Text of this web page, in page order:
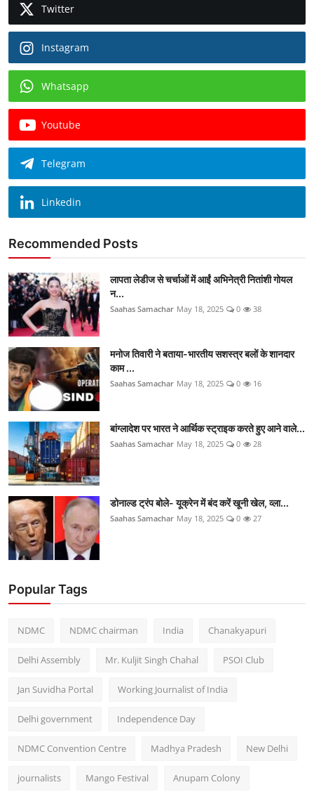
Twitter
Instagram
Whatsapp
Youtube
Telegram
Linkedin
Recommended Posts
लापता लेडीज से चर्चाओं में आईं अभिनेत्री नितांशी गोयल
न...
Saahas Samachar May 18, 2025 0 38
मनोज तिवारी ने बताया-भारतीय सशस्त्र बलों के शानदार
काम ...
Saahas Samachar May 18, 2025 0 16
बांग्लादेश पर भारत ने आर्थिक स्ट्राइक करते हुए आने वाले...
Saahas Samachar May 18, 2025 0 28
डोनाल्ड ट्रंप बोले- यूक्रेन में बंद करें खूनी खेल, व्ला...
Saahas Samachar May 18, 2025 0 27
Popular Tags
NDMC NDMC chairman India Chanakyapuri
Delhi Assembly Mr. Kuljit Singh Chahal PSOI Club
Jan Suvidha Portal Working Journalist of India
Delhi government Independence Day
NDMC Convention Centre Madhya Pradesh New Delhi
journalists Mango Festival Anupam Colony